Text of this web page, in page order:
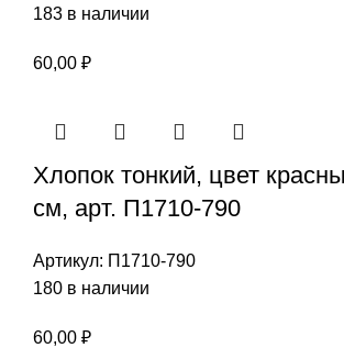
183 в наличии
60,00 ₽
Хлопок тонкий, цвет
см, арт. П1710-790
Артикул: П1710-790
180 в наличии
60,00 ₽